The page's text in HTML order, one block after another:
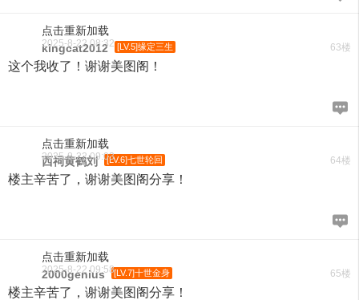
点击重新加载
63楼
kingcat2012 [LV.5]缘定三生
2025-8-22 08:32
这个我收了！谢谢美图阁！
点击重新加载
64楼
西祠黄鹤刘 [LV.6]七世轮回
2025-8-22 09:03
楼主辛苦了，谢谢美图阁分享！
点击重新加载
65楼
2000genius [LV.7]十世金身
2025-8-22 09:58
楼主辛苦了，谢谢美图阁分享！